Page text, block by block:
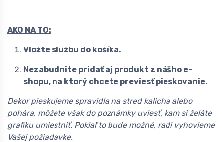
AKO NA TO:
Vložte službu do košíka.
Nezabudnite pridať aj produkt z nášho e-
shopu, na ktorý chcete previesť pieskovanie.
Dekor pieskujeme spravidla na stred kalicha alebo
pohára, môžete však do poznámky uviesť, kam si želáte
grafiku umiestniť. Pokiaľ to bude možné, radi vyhovieme
Vašej požiadavke.